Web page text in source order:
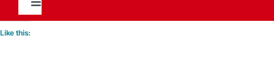
Toggle
Navigation
Like this: